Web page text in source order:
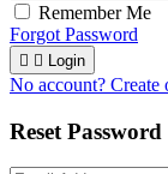
Remember Me
Forgot Password
  Login
No account? Create
Reset Password